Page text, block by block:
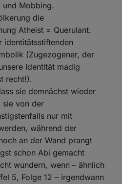
und Mobbing.
die
Atheist = Querulant.
identitätsstiftenden
(Zugezogener, der
Identität madig
recht!).
sie demnächst wieder
sie von der
nur mit
während der
an der Wand prangt
schon Abi gemacht
wundern, wenn – ähnlich
5, Folge 12 – irgendwann